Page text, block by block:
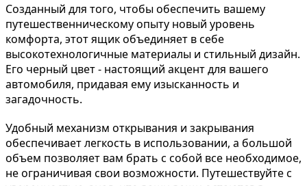
Созданный для того, чтобы обеспечить вашему
путешественническому опыту новый уровень
комфорта, этот ящик объединяет в себе
высокотехнологичные материалы и стильный дизайн.
Его черный цвет - настоящий акцент для вашего
автомобиля, придавая ему изысканность и
загадочность.
Удобный механизм открывания и закрывания
обеспечивает легкость в использовании, а большой
объем позволяет вам брать с собой все необходимое,
не ограничивая свои возможности. Путешествуйте с